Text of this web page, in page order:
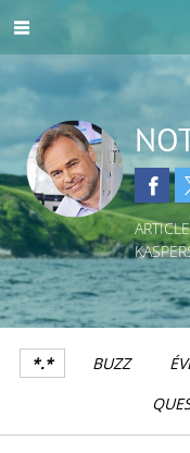
*.* BUZZ